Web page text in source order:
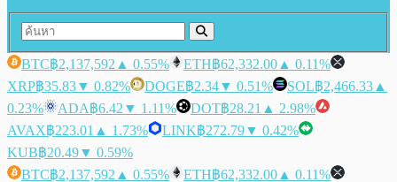
BTC฿2,137,592 ▲ 0.55% ETH฿62,332.00 ▲ 0.11%
XRP฿35.83▼ 0.82% DOGE฿2.34▼ 0.51% SOL฿2,466.33 ▲
0.23%
ADA฿6.42 ▼ 1.11% DOT฿28.21 ▲ 2.98%
AVAX฿223.01 ▲ 1.73% LINK฿272.79▼ 0.42%
KUB฿20.49▼ 0.59%
BTC฿2,137,592 ▲ 0.55% ETH฿62,332.00 ▲ 0.11%